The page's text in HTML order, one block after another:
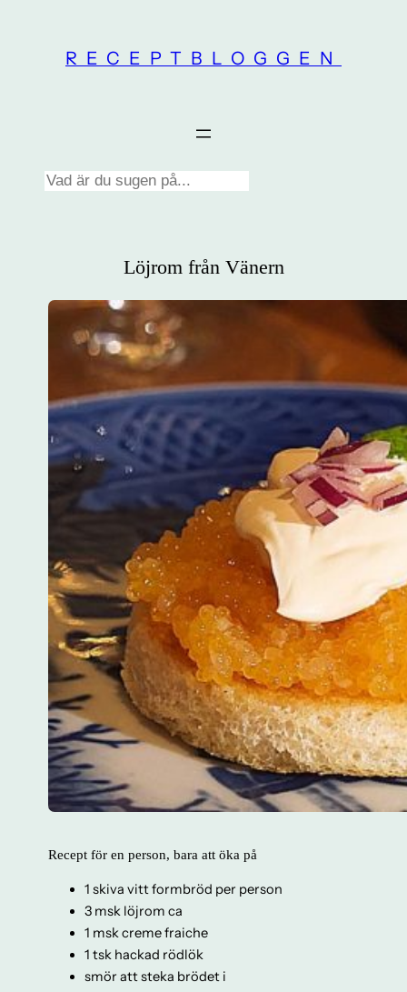
RECEPTBLOGGEN
Search
Löjrom från Vänern
Recept för en person, bara att öka på
1 skiva vitt formbröd per person
3 msk löjrom ca
1 msk creme fraiche
1 tsk hackad rödlök
smör att steka brödet i